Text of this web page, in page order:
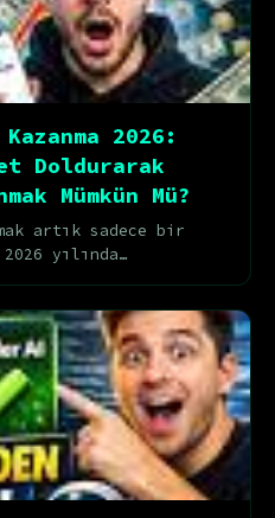
2026:
Doldurarak
Mümkün Mü?
artık sadece bir
yılında